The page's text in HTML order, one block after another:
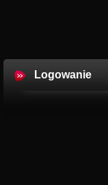
Logowanie